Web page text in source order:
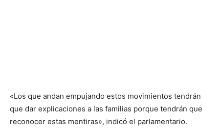
«Los que andan empujando estos movimientos tendrán
que dar explicaciones a las familias porque tendrán que
reconocer estas mentiras», indicó el parlamentario.